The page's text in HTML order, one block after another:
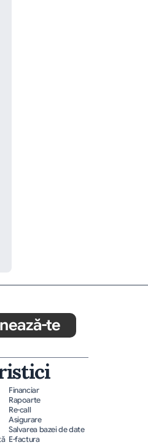
te
Financiar
Rapoarte
Re-call
Asigurare
Salvarea bazei de date
E-factura